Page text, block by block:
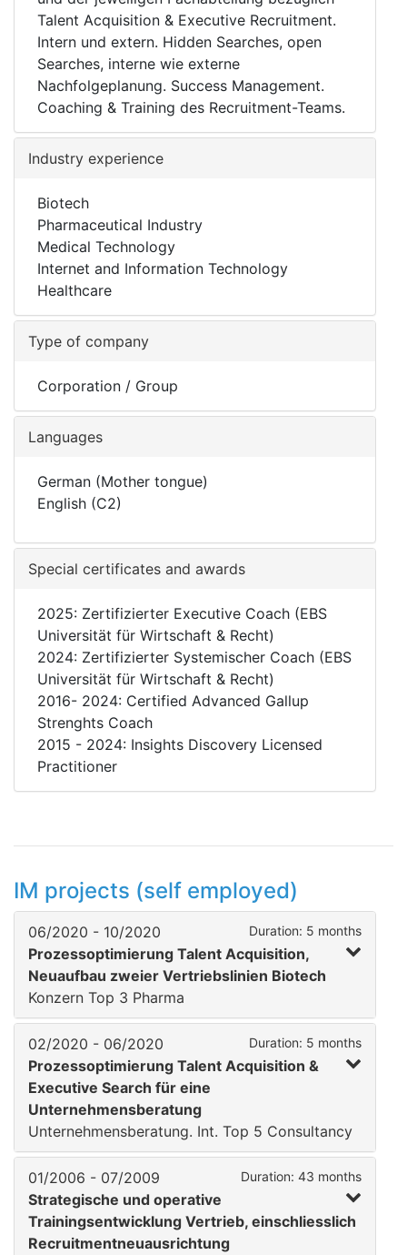
Talent Acquisition & Executive Recruitment.
Intern und extern. Hidden Searches, open
Searches, interne wie externe
Nachfolgeplanung. Success Management.
Coaching & Training des Recruitment-Teams.
Industry experience
Biotech
Pharmaceutical Industry
Medical Technology
Internet and Information Technology
Healthcare
Type of company
Corporation / Group
Languages
German (Mother tongue)
English (C2)
Special certificates and awards
2025: Zertifizierter Executive Coach (EBS
Universität für Wirtschaft & Recht)
2024: Zertifizierter Systemischer Coach (EBS
Universität für Wirtschaft & Recht)
2016- 2024: Certified Advanced Gallup
Strenghts Coach
2015 - 2024: Insights Discovery Licensed
Practitioner
IM projects (self employed)
06/2020 - 10/2020 Duration: 5 months
Prozessoptimierung Talent Acquisition,
Neuaufbau zweier Vertriebslinien Biotech
Konzern Top 3 Pharma
02/2020 - 06/2020 Duration: 5 months
Prozessoptimierung Talent Acquisition &
Executive Search für eine
Unternehmensberatung
Unternehmensberatung. Int. Top 5 Consultancy
01/2006 - 07/2009 Duration: 43 months
Strategische und operative
Trainingsentwicklung Vertrieb, einschliesslich
Recruitmentneuausrichtung